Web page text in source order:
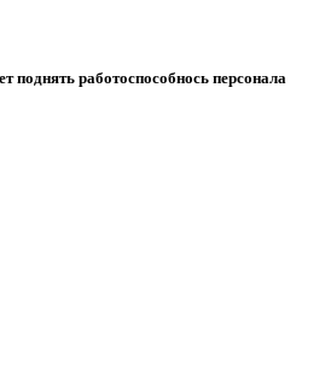
поднять работоспособнось персонала